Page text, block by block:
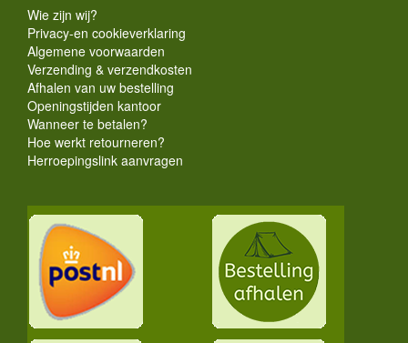
Wie zijn wij?
Privacy-en cookieverklaring
Algemene voorwaarden
Verzending & verzendkosten
Afhalen van uw bestelling
Openingstijden kantoor
Wanneer te betalen?
Hoe werkt retourneren?
Herroepingslink aanvragen